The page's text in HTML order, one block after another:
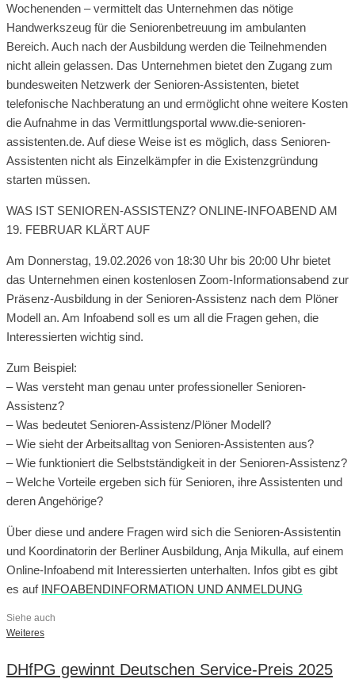
Wochenenden – vermittelt das Unternehmen das nötige
Handwerkszeug für die Seniorenbetreuung im ambulanten
Bereich. Auch nach der Ausbildung werden die Teilnehmenden
nicht allein gelassen. Das Unternehmen bietet den Zugang zum
bundesweiten Netzwerk der Senioren-Assistenten, bietet
telefonische Nachberatung an und ermöglicht ohne weitere Kosten
die Aufnahme in das Vermittlungsportal www.die-senioren-
assistenten.de. Auf diese Weise ist es möglich, dass Senioren-
Assistenten nicht als Einzelkämpfer in die Existenzgründung
starten müssen.
WAS IST SENIOREN-ASSISTENZ? ONLINE-INFOABEND AM
19. FEBRUAR KLÄRT AUF
Am Donnerstag, 19.02.2026 von 18:30 Uhr bis 20:00 Uhr bietet
das Unternehmen einen kostenlosen Zoom-Informationsabend zur
Präsenz-Ausbildung in der Senioren-Assistenz nach dem Plöner
Modell an. Am Infoabend soll es um all die Fragen gehen, die
Interessierten wichtig sind.
Zum Beispiel:
– Was versteht man genau unter professioneller Senioren-
Assistenz?
– Was bedeutet Senioren-Assistenz/Plöner Modell?
– Wie sieht der Arbeitsalltag von Senioren-Assistenten aus?
– Wie funktioniert die Selbstständigkeit in der Senioren-Assistenz?
– Welche Vorteile ergeben sich für Senioren, ihre Assistenten und
deren Angehörige?
Über diese und andere Fragen wird sich die Senioren-Assistentin
und Koordinatorin der Berliner Ausbildung, Anja Mikulla, auf einem
Online-Infoabend mit Interessierten unterhalten. Infos gibt es gibt
es auf INFOABENDINFORMATION UND ANMELDUNG
Siehe auch
Weiteres
DHfPG gewinnt Deutschen Service-Preis 2025